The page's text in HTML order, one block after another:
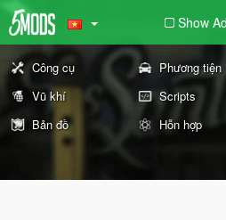
Show
Công cụ Phương tiện
Vũ khí
Scripts
Bản đồ
Hỗn hợp